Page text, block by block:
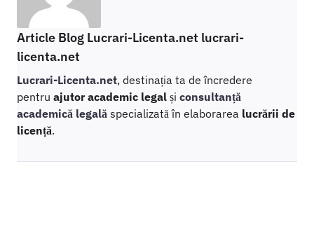
Article Blog Lucrari-Licenta.net lucrari-
licenta.net
Lucrari-Licenta.net, destinația ta de încredere
pentru ajutor academic legal și consultanță
academică legală specializată în elaborarea lucrării de
licență.